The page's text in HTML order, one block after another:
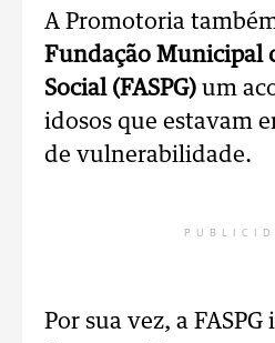
A Promotoria
Fundação Municipal
Social (FASPG) um
idosos que estavam
de vulnerabilidade.
Por sua vez, a